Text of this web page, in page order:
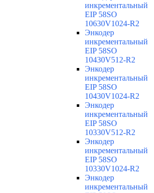
инкрементальный
EIP 58SO
10630V1024-R2
Энкодер
инкрементальный
EIP 58SO
10430V512-R2
Энкодер
инкрементальный
EIP 58SO
10430V1024-R2
Энкодер
инкрементальный
EIP 58SO
10330V512-R2
Энкодер
инкрементальный
EIP 58SO
10330V1024-R2
Энкодер
инкрементальный